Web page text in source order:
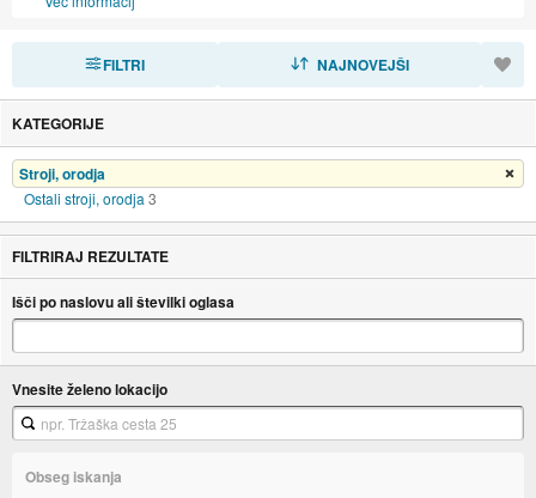
FILTRI NAJNOVEJŠI
KATEGORIJE
Stroji, orodja
Ostali stroji, orodja 3
FILTRIRAJ REZULTATE
Išči po naslovu ali številki oglasa
Vnesite želeno lokacijo
Obseg iskanja